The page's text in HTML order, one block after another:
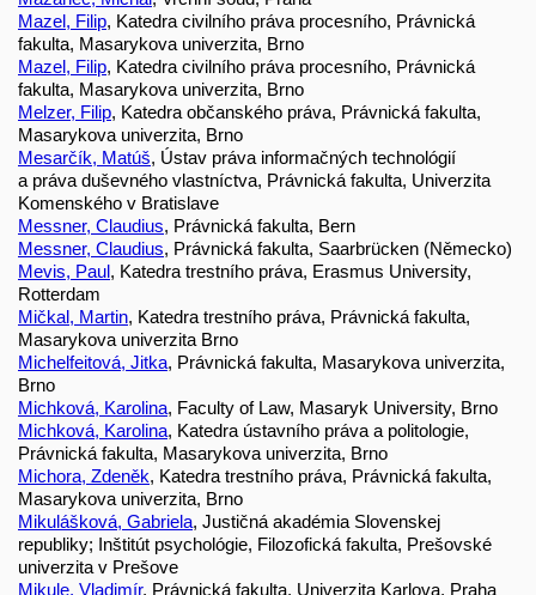
Mazel, Filip, Katedra civilního práva procesního, Právnická
fakulta, Masarykova univerzita, Brno
Mazel, Filip, Katedra civilního práva procesního, Právnická
fakulta, Masarykova univerzita, Brno
Melzer, Filip, Katedra občanského práva, Právnická fakulta,
Masarykova univerzita, Brno
Mesarčík, Matúš, Ústav práva informačných technológií
a práva duševného vlastníctva, Právnická fakulta, Univerzita
Komenského v Bratislave
Messner, Claudius, Právnická fakulta, Bern
Messner, Claudius, Právnická fakulta, Saarbrücken (Německo)
Mevis, Paul, Katedra trestního práva, Erasmus University,
Rotterdam
Mičkal, Martin, Katedra trestního práva, Právnická fakulta,
Masarykova univerzita Brno
Michelfeitová, Jitka, Právnická fakulta, Masarykova univerzita,
Brno
Michková, Karolina, Faculty of Law, Masaryk University, Brno
Michková, Karolina, Katedra ústavního práva a politologie,
Právnická fakulta, Masarykova univerzita, Brno
Michora, Zdeněk, Katedra trestního práva, Právnická fakulta,
Masarykova univerzita, Brno
Mikulášková, Gabriela, Justičná akadémia Slovenskej
republiky; Inštitút psychológie, Filozofická fakulta, Prešovské
univerzita v Prešove
Mikule, Vladimír, Právnická fakulta, Univerzita Karlova, Praha